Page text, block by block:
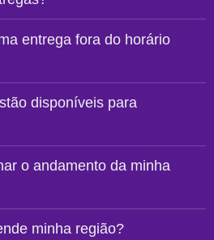
entrega fora do horário
disponíveis para
o andamento da minha
minha região?